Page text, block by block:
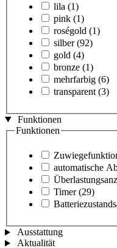
lila (1)
pink (1)
roségold (1)
silber (92)
gold (4)
bronze (1)
mehrfarbig (6)
transparent (3)
Funktionen
Funktionen
automatische
Timer (29)
Ausstattung
Aktualität